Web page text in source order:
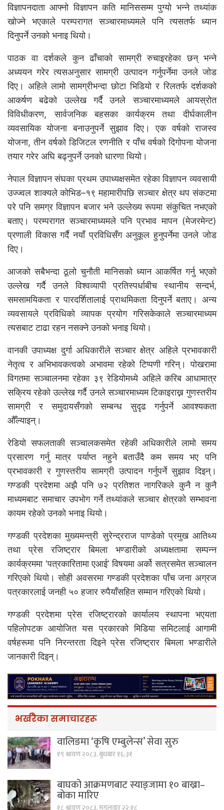
विज्ञापनदाता आफ्नो विज्ञापन कति मानिससम्म पुग्यो भन्ने तथ्यांक
खोज्ने भएकाले परम्परागत सञ्चारमाध्यमले पनि त्यसतर्फ ध्यान
दिनुपर्ने उनको भनाइ थियो।
पाठक वा दर्शकले कुन ढाँचाको सामग्री रुचाइरहेका छन् भन्ने
अध्ययन गरेर त्यसअनुसार सामग्री उत्पादन गर्नुपर्नेमा उनले जोड
दिए। अहिले लामो सामग्रीभन्दा छोटा भिडियो र रिलतर्फ दर्शकको
आकर्षण बढेको उल्लेख गर्दै उनले सञ्चारमाध्यमले आयस्रोत
विविधीकरण, सार्वजनिक बहसका कार्यक्रम तथा दीर्घकालीन
व्यवसायिक योजना बनाउनुपर्ने सुझाव दिए। एक वर्षको राजस्व
योजना, तीन वर्षको डिजिटल रणनीति र पाँच वर्षको दिगोपना योजना
तयार गरेर अघि बढ्नुपर्ने उनको धारणा थियो।
नेपाल विज्ञापन संघका प्रथम उपाध्यक्षसमेत रहेका विज्ञापन व्यवसायी
उज्ज्वल शाक्यले कोभिड–१९ महामारीपछि सञ्चार क्षेत्र थप संकटमा
परे पनि समग्र विज्ञापन बजार भने उल्लेख्य रूपमा संकुचित नभएको
बताए। परम्परागत सञ्चारमाध्यमले पनि प्रभाव मापन (मेजरमेन्ट)
प्रणाली विकास गर्दै नयाँ प्रविधिसँग अनुकूल हुनुपर्नेमा उनले जोड
दिए।
आजको सबैभन्दा ठूलो चुनौती मानिसको ध्यान आकर्षित गर्नु भएको
उल्लेख गर्दै उनले विश्वव्यापी प्रतिस्पर्धाबीच स्थानीय सन्दर्भ,
समसामयिकता र पारदर्शितालाई प्राथमिकता दिनुपर्ने बताए। अन्य
व्यवसायले प्रविधिको व्यापक प्रयोग गरिसकेकाले सञ्चारमाध्यम
त्यसबाट टाढा रहन नसक्ने उनको भनाइ थियो।
वानकी उपाध्यक्ष दुर्गा अधिकारीले सञ्चार क्षेत्र अहिले प्रभावकारी
नेतृत्व र अभिभावकत्वको अभावमा रहेको टिप्पणी गरिन्। पोखरामा
विगतमा सञ्चालनमा रहेका ३९ रेडियोमध्ये अहिले करिब आधामात्र
सक्रिय रहेको उल्लेख गर्दै उनले सञ्चारमाध्यम टिकाइराख्न गुणस्तरीय
सामग्री र समुदायसँगको सम्बन्ध सुदृढ गर्नुपर्ने आवश्यकता
औँल्याइन्।
रेडियो सफलताकी सञ्चालकसमेत रहेकी अधिकारीले लामो समय
प्रसारण गर्नु मात्र पर्याप्त नहुने बताउँदै कम समय भए पनि
प्रभावकारी र गुणस्तरीय सामग्री उत्पादन गर्नुपर्ने सुझाव दिइन्।
गण्डकी प्रदेशमा अझै पनि ७२ प्रतिशत नागरिकले कुनै न कुनै
माध्यमबाट समाचार उपभोग गर्ने तथ्यांकले सञ्चार क्षेत्रको सम्भावना
कायम रहेको उनको भनाइ थियो।
गण्डकी प्रदेशका मुख्यमन्त्री सुरेन्द्रराज पाण्डेको प्रमुख आतिथ्य
तथा प्रेस रजिष्ट्रार बिमला भण्डारीको अध्यक्षतामा सम्पन्न
कार्यक्रममा ‘पत्रकारितामा एआई’ विषयमा अर्को सत्रसमेत सञ्चालन
गरिएको थियो। सोही अवसरमा गण्डकी प्रदेशका पाँच जना अग्रज
पत्रकारलाई जनही ५० हजार रुपैयाँसहित सम्मान गरिएको थियो।
गण्डकी प्रदेशमा प्रेस रजिष्ट्रारको कार्यालय स्थापना भएयता
पहिलोपटक आयोजित यस प्रकारको मिडिया समिटलाई आगामी
वर्षहरूमा पनि निरन्तरता दिइने प्रेस रजिष्ट्रार बिमला भण्डारीले
जानकारी दिइन्।
भर्खरैका समाचारहरू
वालिङमा ‘कृषि एम्बुलेन्स’ सेवा सुरु
१९ श्रावण २०८३, बुधबार १६:३१
बाघको आक्रमणबाट स्याङ्जामा १० बाख्रा–
बोका मारिए